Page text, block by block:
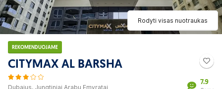
Rodyti visas nuotraukas
REKOMENDUOJAME
CITYMAX AL BARSHA
Dubajus, Jungtiniai Arabų Emyratai
7.9